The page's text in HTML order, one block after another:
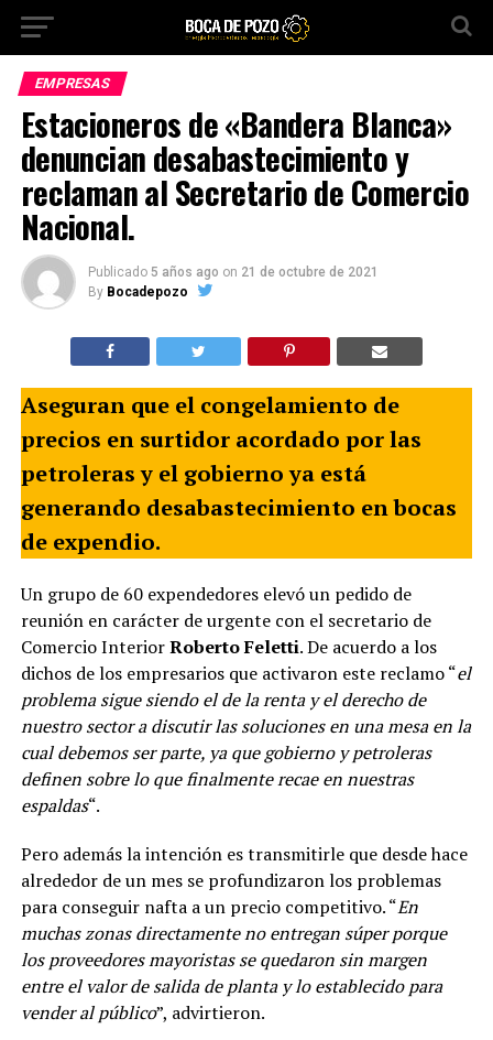
EMPRESAS
Estacioneros de «Bandera Blanca»
denuncian desabastecimiento y
reclaman al Secretario de Comercio
Nacional.
Publicado 5 años ago on 21 de octubre de 2021
By Bocadepozo
Aseguran que el congelamiento de
precios en surtidor acordado por las
petroleras y el gobierno ya está
generando desabastecimiento en bocas
de expendio.
Un grupo de 60 expendedores elevó un pedido de
reunión en carácter de urgente con el secretario de
Comercio InteriorRoberto Feletti. De acuerdo a los
dichos de los empresarios que activaron este reclamo “el
problema sigue siendo el de la renta y el derecho de
nuestro sector a discutir las soluciones en una mesa en la
cual debemos ser parte, ya que gobierno y petroleras
definen sobre lo que finalmente recae en nuestras
espaldas“.
Pero además la intención es transmitirle que desde hace
alrededor de un mes se profundizaron los problemas
para conseguir nafta a un precio competitivo. “En
muchas zonas directamente no entregan súper porque
los proveedores mayoristas se quedaron sin margen
entre el valor de salida de planta y lo establecido para
vender al público”, advirtieron.